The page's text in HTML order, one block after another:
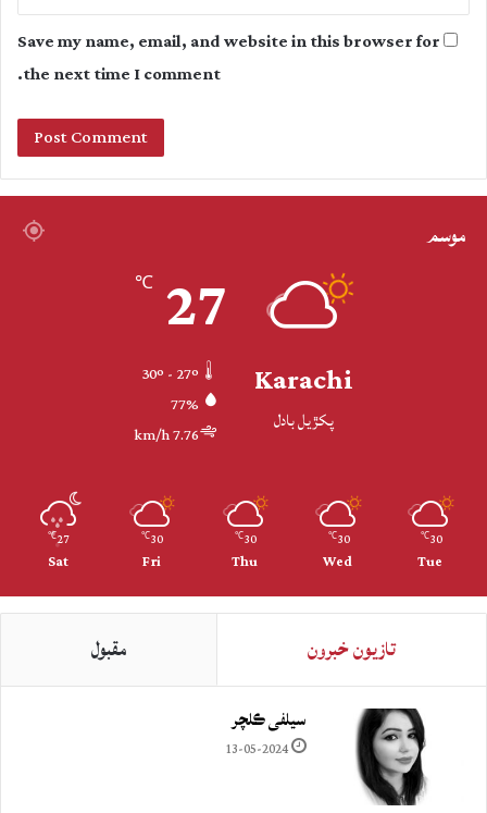
Save my name, email, and website in this browser for
the next time I comment.
موسم
Karachi
پکڙيل بادل
27
℃
77%
7.76 km/h
30
℃
Tue
30
℃
Wed
30
℃
Thu
30
℃
Fri
27
℃
Sat
تازيون خبرون مقبول
سيلفي ڪلچر
13-05-2024